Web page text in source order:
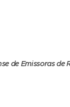
de Emissoras de